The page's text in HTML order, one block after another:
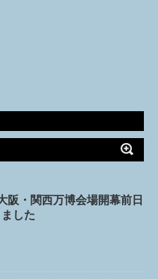
阪・関西万博会場開幕前日
した